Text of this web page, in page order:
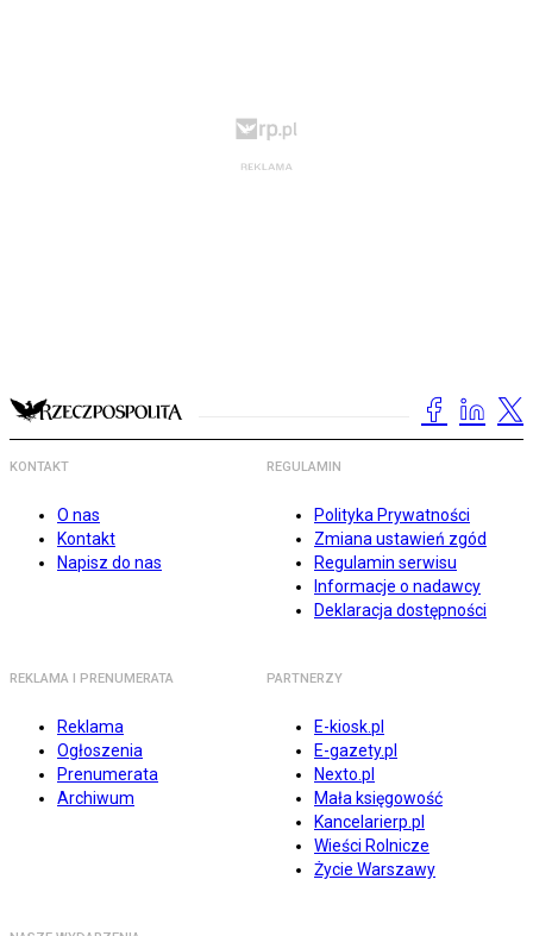
KONTAKT
O nas
Kontakt
Napisz do nas
REGULAMIN
Polityka Prywatności
Zmiana ustawień zgód
Regulamin serwisu
Informacje o nadawcy
Deklaracja dostępności
REKLAMA I PRENUMERATA
Reklama
Ogłoszenia
Prenumerata
Archiwum
PARTNERZY
E-kiosk.pl
E-gazety.pl
Nexto.pl
Mała księgowość
Kancelarierp.pl
Wieści Rolnicze
Życie Warszawy